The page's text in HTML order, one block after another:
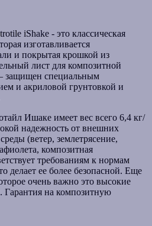
iShake - это классическая
изготавливается
и покрытая крошкой из
лист для композитной
защищен специальным
и акриловой грунтовкой и
Ишаке имеет вес всего 6,4 кг/
надежность от внешних
(ветер, землетрясение,
композитная
требованиям к нормам
делает ее более безопасной. Еще
очень важно это высокие
Гарантия на композитную